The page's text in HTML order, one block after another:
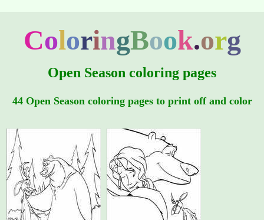
ColoringBook.org
Open Season coloring pages
44 Open Season coloring pages to print off and color